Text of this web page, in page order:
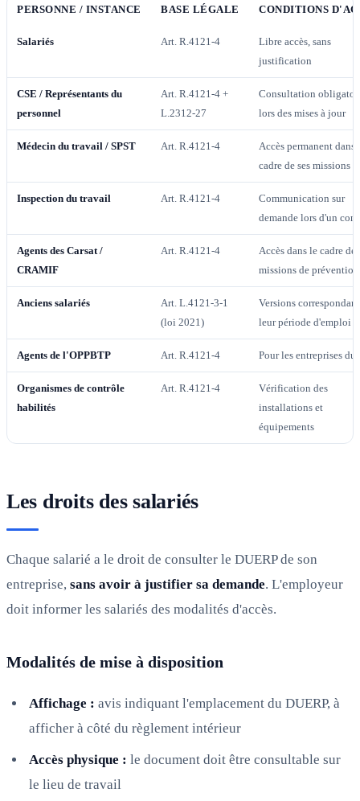
PERSONNE / INSTANCE BASE LÉGALE CONDITIONS
Salariés Art. R.4121-4
Libre accès, sans
justification
CSE / Représentants du
personnel
Art. R.4121-4 +
L.2312-27
Consultation
lors des mises à jour
Médecin du travail / SPST Art. R.4121-4
Accès permanent dans
cadre de ses missions
Inspection du travail Art. R.4121-4
Communication sur
demande lors d'un
Agents des Carsat /
CRAMIF
Art. R.4121-4
Accès dans le cadre de
missions de prévention
Anciens salariés
Art. L.4121-3-1
(loi 2021)
Versions
leur période d'emploi
Agents de l'OPPBTP Art. R.4121-4 Pour les entreprises du
Organismes de contrôle
habilités
Art. R.4121-4
Vérification des
installations et
équipements
Les droits des salariés
Chaque salarié a le droit de consulter le DUERP de son
entreprise, sans avoir à justifier sa demande. L'employeur
doit informer les salariés des modalités d'accès.
Modalités de mise à disposition
Affichage : avis indiquant l'emplacement du DUERP, à
afficher à côté du règlement intérieur
Accès physique : le document doit être consultable sur
le lieu de travail